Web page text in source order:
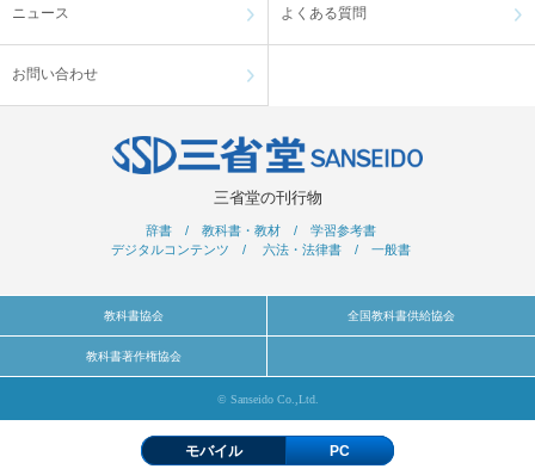
ニュース よくある質問
お問い合わせ
三省堂の刊行物
辞書 / 教科書・教材 / 学習参考書
デジタルコンテンツ / 六法・法律書 / 一般書
教科書協会 全国教科書供給協会
教科書著作権協会
© Sanseido Co.,Ltd.
モバイル PC